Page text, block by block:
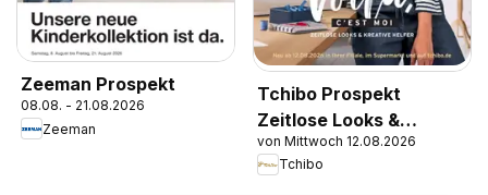
Zeeman Prospekt
08.08. - 21.08.2026
Zeeman
Tchibo Prospekt
Zeitlose Looks &
Kreative Helfer
von Mittwoch 12.08.2026
Tchibo